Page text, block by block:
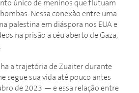
único de meninos que flutuam
Nessa conexão entre uma
palestina em diáspora nos EUA e
na prisão a céu aberto de Gaza,
a trajetória de Zuaiter durante
segue sua vida até pouco antes
de 2023 — e essa relação entre